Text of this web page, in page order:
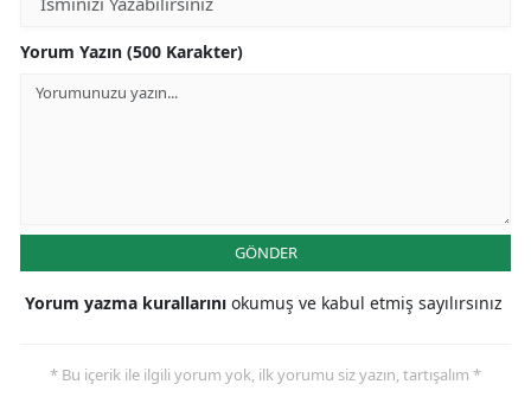
Yorum Yazın (500 Karakter)
GÖNDER
Yorum yazma kurallarını okumuş ve kabul etmiş sayılırsınız
* Bu içerik ile ilgili yorum yok, ilk yorumu siz yazın, tartışalım *